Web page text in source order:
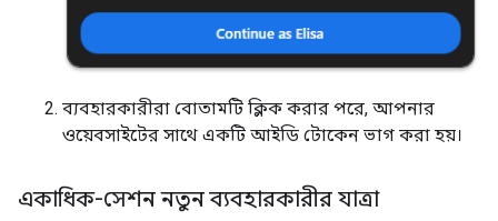
ব্যবহারকারীরা বোতামটি ক্লিক করার পরে, আপনার
ওয়েবসাইটের সাথে একটি আইডি টোকেন ভাগ করা হয়।
একাধিক-সেশন নতুন ব্যবহারকারীর যাত্রা